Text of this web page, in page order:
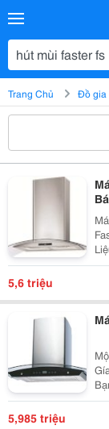
Trang Chủ Đồ gia
Hiển
5,6 triệu
5,985 triệu